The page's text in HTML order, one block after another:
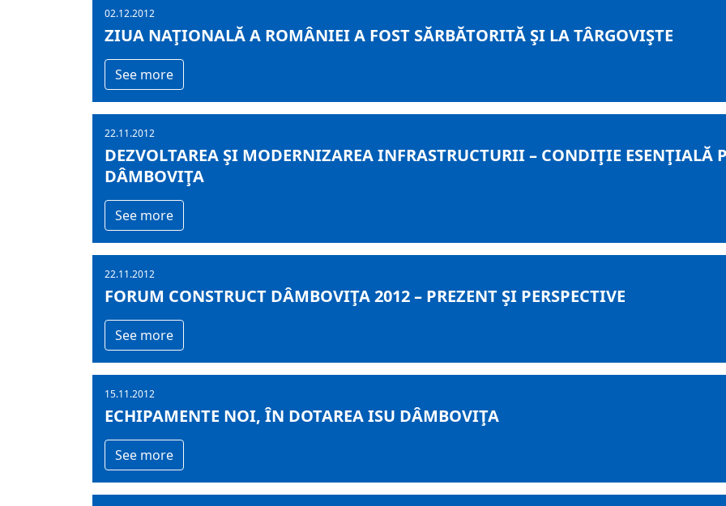
02.12.2012
ZIUA NAŢIONALĂ A ROMÂNIEI A FOST SĂRBĂTORITĂ ŞI LA TÂRGOVIŞTE
See more
22.11.2012
DEZVOLTAREA ŞI MODERNIZAREA INFRASTRUCTURII – CONDIŢIE ESENŢIALĂ
DÂMBOVIŢA
See more
22.11.2012
FORUM CONSTRUCT DÂMBOVIŢA 2012 – PREZENT ŞI PERSPECTIVE
See more
15.11.2012
ECHIPAMENTE NOI, ÎN DOTAREA ISU DÂMBOVIŢA
See more